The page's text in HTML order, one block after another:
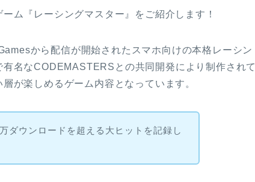
ム『レーシングマスター』をご紹介します！
から配信が開始されたスマホ向けの本格レーシン
名なCODEMASTERSとの共同開発により制作されて
が楽しめるゲーム内容となっています。
ダウンロードを超える大ヒットを記録し